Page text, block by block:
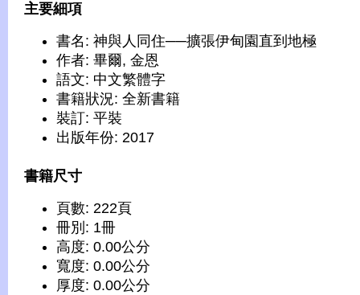
主要細項
書名: 神與人同住──擴張伊甸園直到地極
作者: 畢爾, 金恩
語文: 中文繁體字
書籍狀況: 全新書籍
裝訂: 平裝
出版年份: 2017
書籍尺寸
頁數: 222頁
冊別: 1冊
高度: 0.00公分
寬度: 0.00公分
厚度: 0.00公分